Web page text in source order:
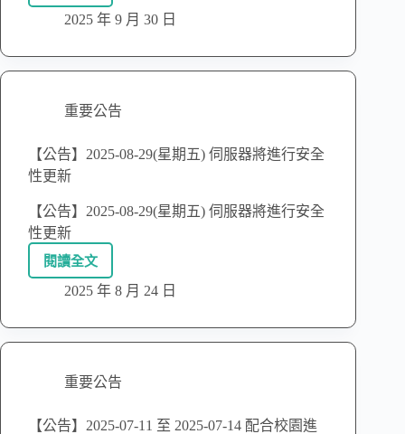
2025 年 9 月 30 日
重要公告
【公告】2025-08-29(星期五) 伺服器將進行安全
性更新
【公告】2025-08-29(星期五) 伺服器將進行安全
性更新
閱讀全文
2025 年 8 月 24 日
重要公告
【公告】2025-07-11 至 2025-07-14 配合校園進